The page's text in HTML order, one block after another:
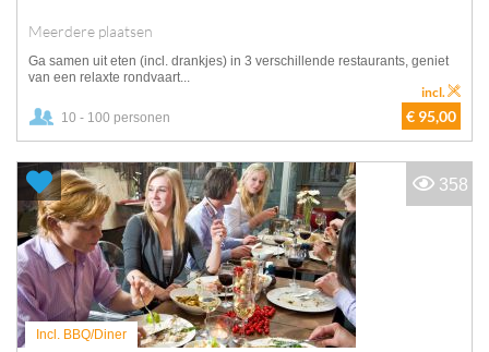
Meerdere plaatsen
Ga samen uit eten (incl. drankjes) in 3 verschillende restaurants, geniet
van een relaxte rondvaart...
10 - 100 personen € 95,00
incl.
Incl. BBQ/Diner
358